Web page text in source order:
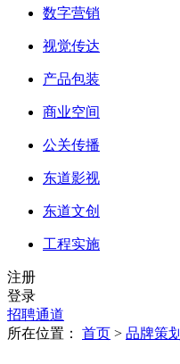
数字营销
视觉传达
产品包装
商业空间
公关传播
东道影视
东道文创
工程实施
注册
登录
招聘通道
所在位置： 首页 > 品牌策划